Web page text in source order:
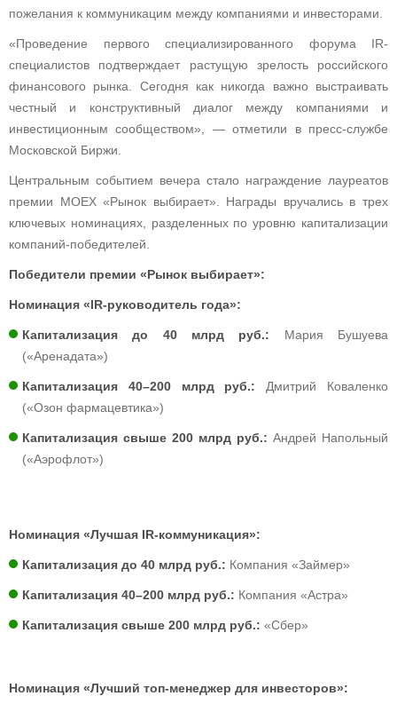
пожелания к коммуникацим между компаниями и инвесторами.
«Проведение первого специализированного форума IR-
специалистов подтверждает растущую зрелость российского
финансового рынка. Сегодня как никогда важно выстраивать
честный и конструктивный диалог между компаниями и
инвестиционным сообществом», — отметили в пресс-службе
Московской Биржи.
Центральным событием вечера стало награждение лауреатов
премии MOEX «Рынок выбирает». Награды вручались в трех
ключевых номинациях, разделенных по уровню капитализации
компаний-победителей.
Победители премии «Рынок выбирает»:
Номинация «IR-руководитель года»:
Капитализация до 40 млрд руб.: Мария Бушуева
(«Аренадата»)
Капитализация 40–200 млрд руб.: Дмитрий Коваленко
(«Озон фармацевтика»)
Капитализация свыше 200 млрд руб.: Андрей Напольный
(«Аэрофлот»)
Номинация «Лучшая IR-коммуникация»:
Капитализация до 40 млрд руб.: Компания «Займер»
Капитализация 40–200 млрд руб.: Компания «Астра»
Капитализация свыше 200 млрд руб.: «Сбер»
Номинация «Лучший топ-менеджер для инвесторов»: